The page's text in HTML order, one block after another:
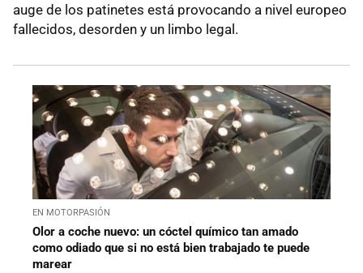
auge de los patinetes está provocando a nivel europeo
fallecidos, desorden y un limbo legal.
EN MOTORPASIÓN
Olor a coche nuevo: un cóctel químico tan amado
como odiado que si no está bien trabajado te puede
marear